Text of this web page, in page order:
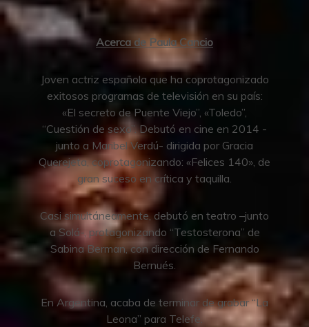
Acerca de Paula Cancio
Joven actriz española que ha coprotagonizado
exitosos programas de televisión en su país:
«El secreto de Puente Viejo”, «Toledo”,
“Cuestión de sexo”. Debutó en cine en 2014 -
junto a Maribel Verdú- dirigida por Gracia
Querejeta, coprotagonizando: «Felices 140», de
gran suceso en crítica y taquilla.
Casi simultáneamente, debutó en teatro –junto
a Solá-, protagonizando “Testosterona” de
Sabina Berman, con dirección de Fernando
Bernués.
En Argentina, acaba de terminar de grabar “La
Leona” para Telefe.